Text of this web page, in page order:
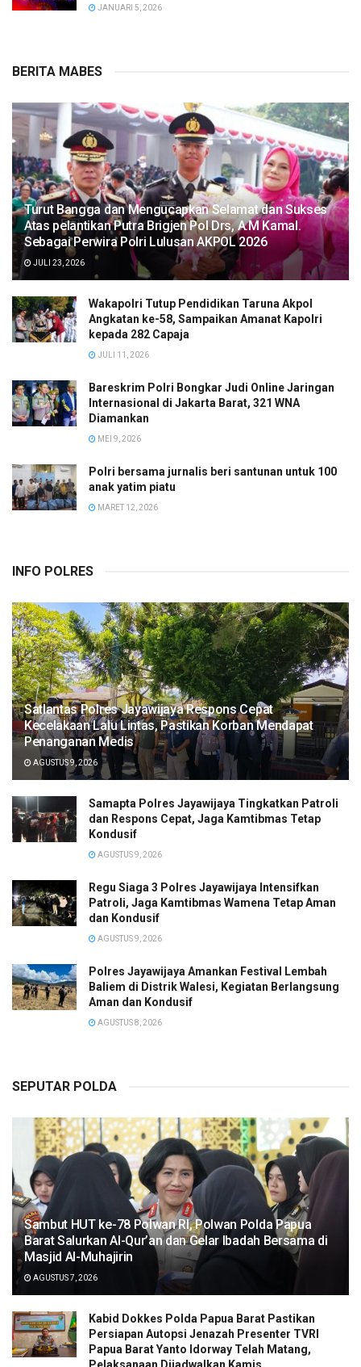
JANUARI 5, 2026
BERITA MABES
Turut Bangga dan Mengucapkan Selamat dan Sukses
Atas pelantikan Putra Brigjen Pol Drs, A.M Kamal.
Sebagai Perwira Polri Lulusan AKPOL 2026
JULI 23, 2026
Wakapolri Tutup Pendidikan Taruna Akpol
Angkatan ke-58, Sampaikan Amanat Kapolri
kepada 282 Capaja
JULI 11, 2026
Bareskrim Polri Bongkar Judi Online Jaringan
Internasional di Jakarta Barat, 321 WNA
Diamankan
MEI 9, 2026
Polri bersama jurnalis beri santunan untuk 100
anak yatim piatu
MARET 12, 2026
INFO POLRES
Satlantas Polres Jayawijaya Respons Cepat
Kecelakaan Lalu Lintas, Pastikan Korban Mendapat
Penanganan Medis
AGUSTUS 9, 2026
Samapta Polres Jayawijaya Tingkatkan Patroli
dan Respons Cepat, Jaga Kamtibmas Tetap
Kondusif
AGUSTUS 9, 2026
Regu Siaga 3 Polres Jayawijaya Intensifkan
Patroli, Jaga Kamtibmas Wamena Tetap Aman
dan Kondusif
AGUSTUS 9, 2026
Polres Jayawijaya Amankan Festival Lembah
Baliem di Distrik Walesi, Kegiatan Berlangsung
Aman dan Kondusif
AGUSTUS 8, 2026
SEPUTAR POLDA
Sambut HUT ke-78 Polwan RI, Polwan Polda Papua
Barat Salurkan Al-Qur’an dan Gelar Ibadah Bersama di
Masjid Al-Muhajirin
AGUSTUS 7, 2026
Kabid Dokkes Polda Papua Barat Pastikan
Persiapan Autopsi Jenazah Presenter TVRI
Papua Barat Yanto Idorway Telah Matang,